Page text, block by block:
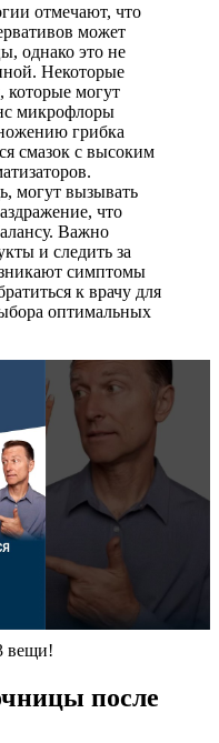
отмечают, что
может
однако это не
Некоторые
которые могут
микрофлоры
грибка
смазок с высоким
могут вызывать
что
Важно
и следить за
симптомы
к врачу для
оптимальных
вещи!
после